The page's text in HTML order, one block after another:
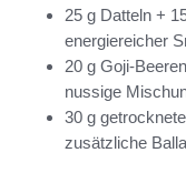
25 g Datteln +
energiereicher
20 g Goji-
nussige
30 g
zusätzliche